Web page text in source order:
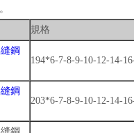
規格
鋼
194*6-7-8-9-10-12-14-
鋼
203*6-7-8-9-10-12-14-